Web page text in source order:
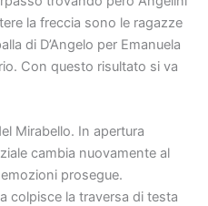
la freccia sono le ragazze
di D’Angelo per Emanuela
Con questo risultato si va
Mirabello. In apertura
cambia nuovamente al
emozioni prosegue.
colpisce la traversa di testa